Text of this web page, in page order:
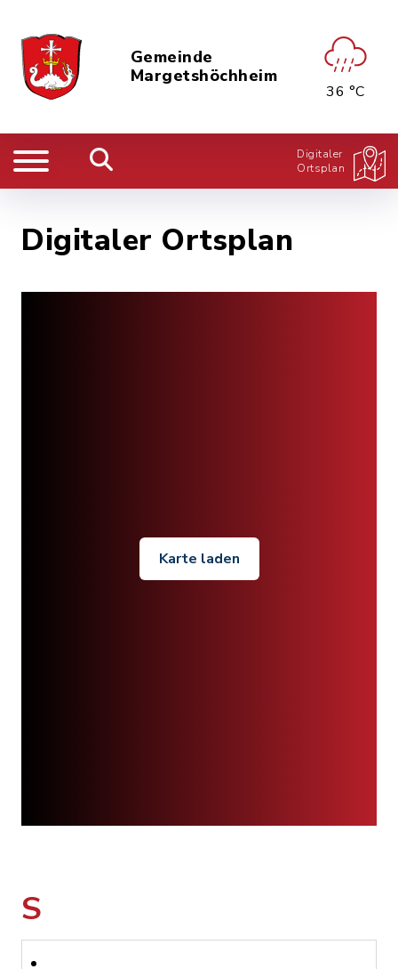
Gemeinde
Margetshöchheim
36 °C
Digitaler
Ortsplan
Digitaler Ortsplan
Karte laden
S